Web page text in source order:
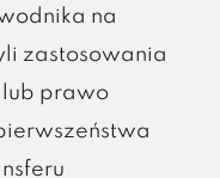
na
zastosowania
prawo